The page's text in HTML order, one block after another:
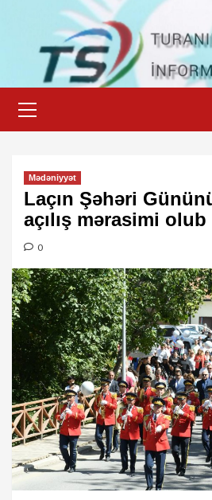
content
Menu
Mədəniyyət
Laçın Şəhəri
açılış mərasimi olub
0